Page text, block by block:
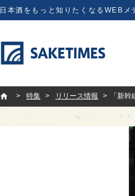
日本酒をもっと知りたくなるWEBメ
SAKETIMES
特集
リリース情報 「新